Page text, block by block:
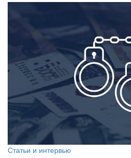
Статьи и интервью